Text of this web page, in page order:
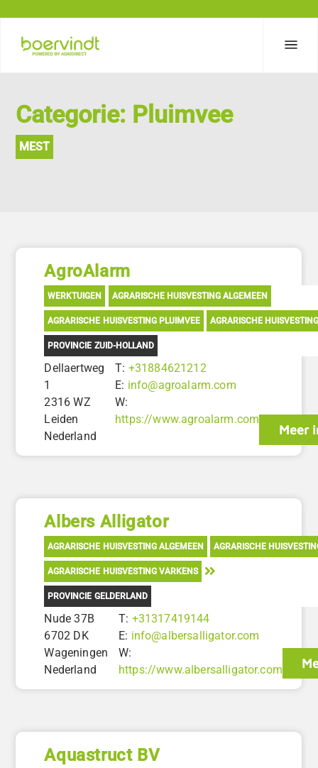
Categorie: Pluimvee
MEST
AgroAlarm
WERKTUIGEN AGRARISCHE HUISVESTING ALGEMEEN
AGRARISCHE HUISVESTING PLUIMVEE AGRARISCHE
PROVINCIE ZUID-HOLLAND
Dellaertweg
1
2316 WZ
Leiden
Nederland
T: +31884621212
E: info@agroalarm.com
W:
https://www.agroalarm.com
Meer
Albers Alligator
AGRARISCHE HUISVESTING ALGEMEEN AGRARISCHE
AGRARISCHE HUISVESTING VARKENS
PROVINCIE GELDERLAND
Nude 37B
6702 DK
Wageningen
Nederland
T: +31317419144
E: info@albersalligator.com
W:
https://www.albersalligator.com
Aquastruct BV